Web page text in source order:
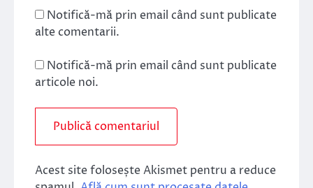
Notifică-mă prin email când sunt publicate
alte comentarii.
Notifică-mă prin email când sunt publicate
articole noi.
Acest site folosește Akismet pentru a reduce